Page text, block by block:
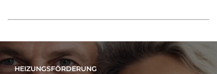
HEIZUNGSFÖRDERUNG